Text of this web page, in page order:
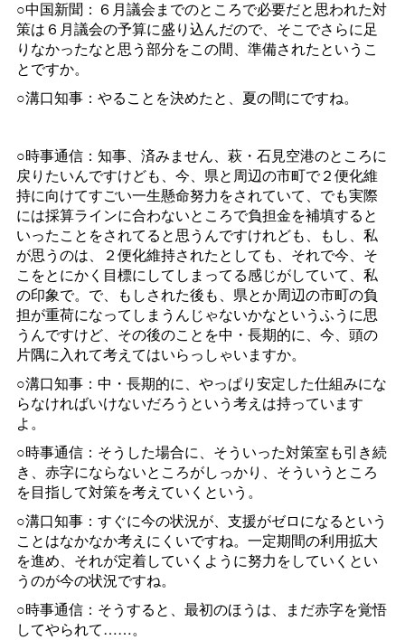
○中国新聞：６月議会までのところで必要だと思われた対
策は６月議会の予算に盛り込んだので、そこでさらに足
りなかったなと思う部分をこの間、準備されたというこ
とですか。
○溝口知事：やることを決めたと、夏の間にですね。
○時事通信：知事、済みません、萩・石見空港のところに
戻りたいんですけども、今、県と周辺の市町で２便化維
持に向けてすごい一生懸命努力をされていて、でも実際
には採算ラインに合わないところで負担金を補填すると
いったことをされてると思うんですけれども、もし、私
が思うのは、２便化維持されたとしても、それで今、そ
こをとにかく目標にしてしまってる感じがしていて、私
の印象で。で、もしされた後も、県とか周辺の市町の負
担が重荷になってしまうんじゃないかなというふうに思
うんですけど、その後のことを中・長期的に、今、頭の
片隅に入れて考えてはいらっしゃいますか。
○溝口知事：中・長期的に、やっぱり安定した仕組みにな
らなければいけないだろうという考えは持っています
よ。
○時事通信：そうした場合に、そういった対策室も引き続
き、赤字にならないところがしっかり、そういうところ
を目指して対策を考えていくという。
○溝口知事：すぐに今の状況が、支援がゼロになるという
ことはなかなか考えにくいですね。一定期間の利用拡大
を進め、それが定着していくように努力をしていくとい
うのが今の状況ですね。
○時事通信：そうすると、最初のほうは、まだ赤字を覚悟
してやられて……。